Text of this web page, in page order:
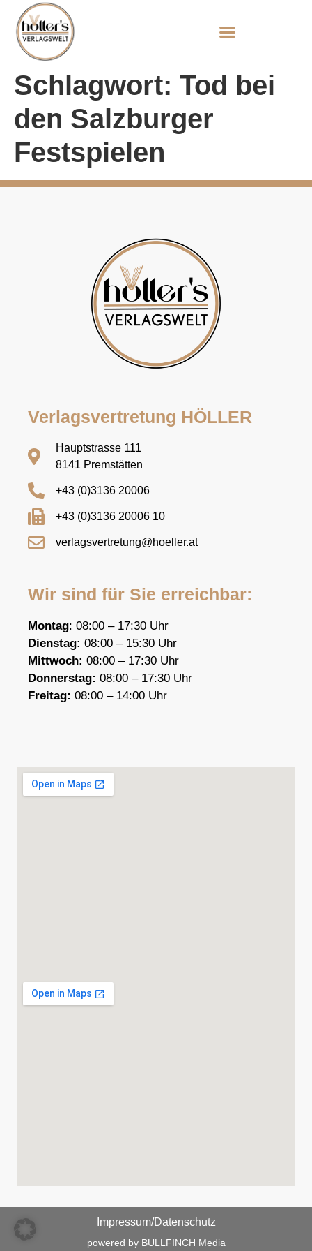
Schlagwort: Tod bei
den Salzburger
Festspielen
Verlagsvertretung HÖLLER
Hauptstrasse 111
8141 Premstätten
+43 (0)3136 20006
+43 (0)3136 20006 10
verlagsvertretung@hoeller.at
Wir sind für Sie erreichbar:
Montag: 08:00 – 17:30 Uhr
Dienstag: 08:00 – 15:30 Uhr
Mittwoch: 08:00 – 17:30 Uhr
Donnerstag: 08:00 – 17:30 Uhr
Freitag: 08:00 – 14:00 Uhr
Impressum/Datenschutz
powered by BULLFINCH Media